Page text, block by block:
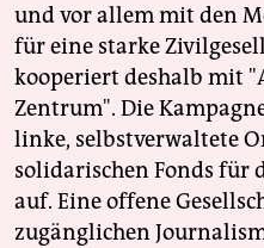
und vor allem mit den
für eine starke
kooperiert deshalb mit
Zentrum". Die
linke, selbstverwaltete
solidarischen Fonds für
auf. Eine offene
zugänglichen